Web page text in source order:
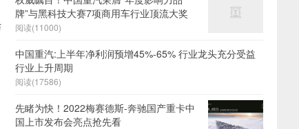
牌”与黑科技大赛7项商用车行业顶流大奖
阅读(11000)
中国重汽:上半年净利润预增45%-65% 行业龙头充分受益
行业上升周期
阅读(17586)
先睹为快！2022梅赛德斯-奔驰国产重卡中
国上市发布会亮点抢先看